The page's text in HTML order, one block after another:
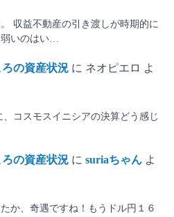
収益不動産の引き渡しが時期的に
いのはい…
の資産状況 に ネオピエロ よ
、コスモスイニシアの決算どう感じ
の資産状況 に suriaちゃん よ
か、奇遇ですね！もうドル円１６